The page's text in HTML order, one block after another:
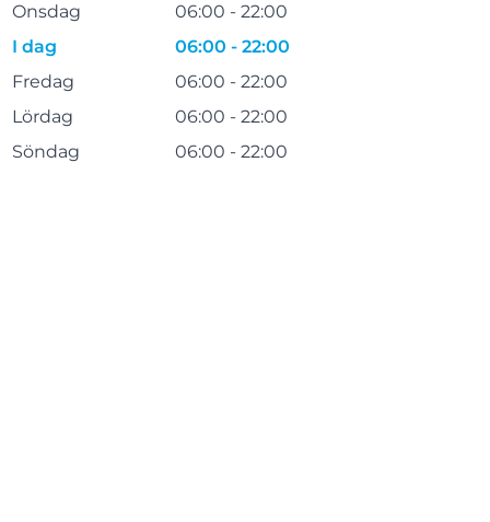
Onsdag
06:00 - 22:00
I dag
06:00 - 22:00
Fredag
06:00 - 22:00
Lördag
06:00 - 22:00
Söndag
06:00 - 22:00